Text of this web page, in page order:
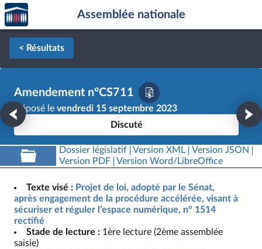
Aller au contenu
Aller en bas de la page
Accèder
à la
page
d'accueil
Assemblée nationale
< Résultats
Amendement n°CS711
Déposé le vendredi 15 septembre 2023
Discuté
Dossier législatif Version XML
Version JSON
Version PDF
Version Word/LibreOffice
Texte visé : Projet de loi, adopté par le Sénat,
après engagement de la procédure accélérée, visant à
sécuriser et réguler l’espace numérique, n° 1514
rectifié
Stade de lecture : 1ère lecture (2ème assemblée
saisie)